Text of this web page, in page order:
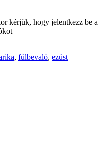
kérjük, hogy jelentkezz be a
, fülbevaló, ezüst